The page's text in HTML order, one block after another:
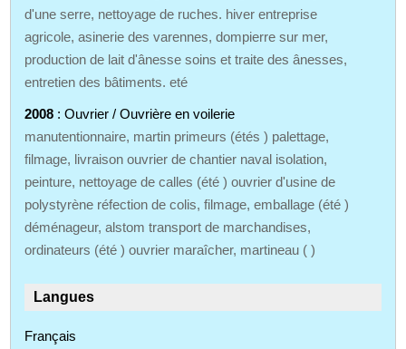
d'une serre, nettoyage de ruches. hiver entreprise
agricole, asinerie des varennes, dompierre sur mer,
production de lait d'ânesse soins et traite des ânesses,
entretien des bâtiments. eté
2008 : Ouvrier / Ouvrière en voilerie
manutentionnaire, martin primeurs (étés ) palettage,
filmage, livraison ouvrier de chantier naval isolation,
peinture, nettoyage de calles (été ) ouvrier d'usine de
polystyrène réfection de colis, filmage, emballage (été )
déménageur, alstom transport de marchandises,
ordinateurs (été ) ouvrier maraîcher, martineau ( )
Langues
Français